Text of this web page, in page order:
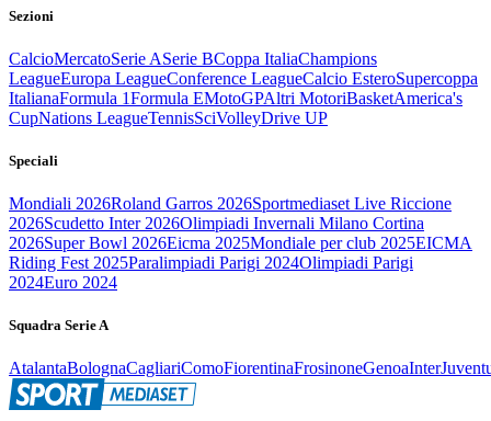
Sezioni
CalcioMercatoSerie ASerie BCoppa ItaliaChampions
LeagueEuropa LeagueConference LeagueCalcio EsteroSupercoppa
ItalianaFormula 1Formula EMotoGPAltri MotoriBasketAmerica's
CupNations LeagueTennisSciVolleyDrive UP
Speciali
Mondiali 2026Roland Garros 2026Sportmediaset Live Riccione
2026Scudetto Inter 2026Olimpiadi Invernali Milano Cortina
2026Super Bowl 2026Eicma 2025Mondiale per club 2025EICMA
Riding Fest 2025Paralimpiadi Parigi 2024Olimpiadi Parigi
2024Euro 2024
Squadra Serie A
AtalantaBolognaCagliariComoFiorentinaFrosinoneGenoaInter